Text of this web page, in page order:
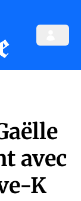
avec
K